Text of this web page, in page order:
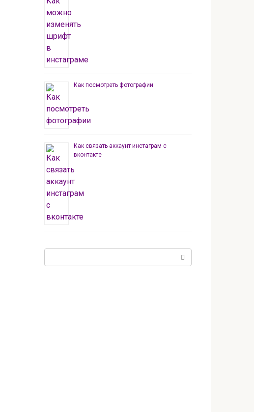
Как посмотреть фотографии
Как связать аккаунт инстаграм с
вконтакте